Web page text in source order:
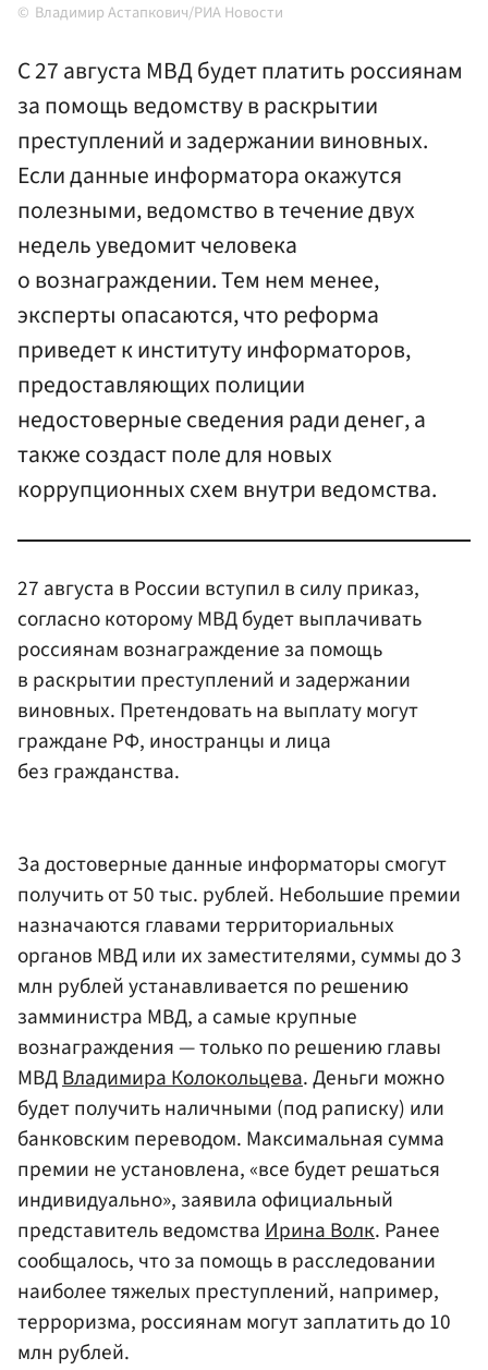
Владимир Астапкович/РИА Новости
С 27 августа МВД будет платить россиянам
за помощь ведомству в раскрытии
преступлений и задержании виновных.
Если данные информатора окажутся
полезными, ведомство в течение двух
недель уведомит человека
о вознаграждении. Тем нем менее,
эксперты опасаются, что реформа
приведет к институту информаторов,
предоставляющих полиции
недостоверные сведения ради денег, а
также создаст поле для новых
коррупционных схем внутри ведомства.
27 августа в России вступил в силу приказ,
согласно которому МВД будет выплачивать
россиянам вознаграждение за помощь
в раскрытии преступлений и задержании
виновных. Претендовать на выплату могут
граждане РФ, иностранцы и лица
без гражданства.
За достоверные данные информаторы смогут
получить от 50 тыс. рублей. Небольшие премии
назначаются главами территориальных
органов МВД или их заместителями, суммы до 3
млн рублей устанавливается по решению
замминистра МВД, а самые крупные
вознаграждения — только по решению главы
МВДВладимира Колокольцева. Деньги можно
будет получить наличными (под раписку) или
банковским переводом. Максимальная сумма
премии не установлена, «все будет решаться
индивидуально», заявила официальный
представитель ведомстваИрина Волк. Ранее
сообщалось, что за помощь в расследовании
наиболее тяжелых преступлений, например,
терроризма, россиянам могут заплатить до 10
млн рублей.